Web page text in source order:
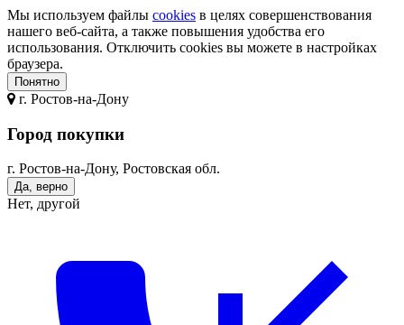
Мы используем файлы cookies в целях совершенствования
нашего веб-сайта, а также повышения удобства его
использования. Отключить cookies вы можете в настройках
браузера.
Понятно
г. Ростов-на-Дону
Город покупки
г. Ростов-на-Дону, Ростовская обл.
Да, верно
Нет, другой